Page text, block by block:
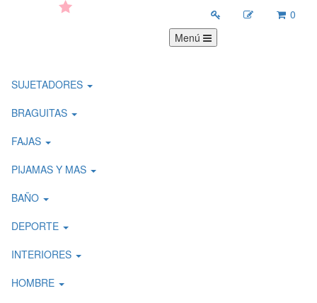
0
Menú
SUJETADORES
BRAGUITAS
FAJAS
PIJAMAS Y MAS
BAÑO
DEPORTE
INTERIORES
HOMBRE